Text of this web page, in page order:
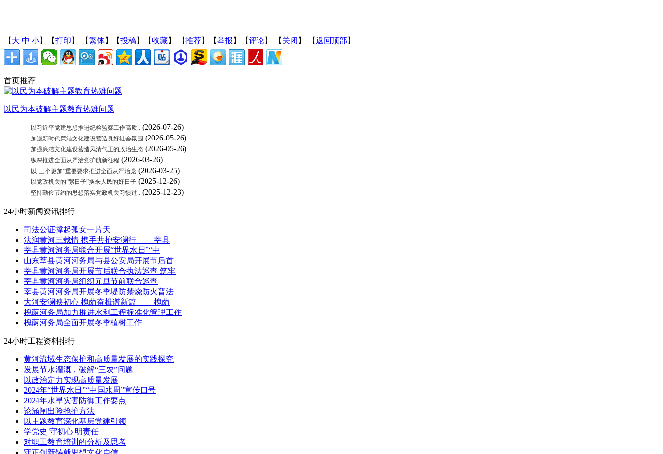
【 大 中 小】【打印 】 【繁体】【投稿】【收藏】 【推荐】【举报 】【评论】 【 关闭 】 【返回顶部 】
首页推荐
以民为本破解主题教育热难问题
以习近平党建思想推进纪检监察工作高质.. (2026-07-26)
加强新时代廉洁文化建设营造良好社会氛围 (2026-05-26)
加强廉洁文化建设营造风清气正的政治生态 (2026-05-26)
纵深推进全面从严治党护航新征程 (2026-03-26)
以“三个更加”重要要求推进全面从严治党 (2026-03-25)
以党政机关的“紧日子”换来人民的好日子 (2025-12-26)
坚持勤俭节约的思想落实党政机关习惯过.. (2025-12-23)
24小时新闻资讯排行
司法公证撑起孤女一片天
法润黄河三载情 携手共护安澜行 ——莘县
莘县黄河河务局联合开展“世界水日”“中
山东莘县黄河河务局与县公安局开展节后首
莘县黄河河务局开展节后联合执法巡查 筑牢
莘县黄河河务局组织元旦节前联合巡查
莘县黄河河务局开展冬季堤防禁烧防火普法
大河安澜映初心 槐荫奋楫谱新篇 ——槐荫
槐荫河务局加力推进水利工程标准化管理工作
槐荫河务局全面开展冬季植树工作
24小时工程资料排行
黄河流域生态保护和高质量发展的实践探究
发展节水灌溉，破解“三农”问题
以政治定力实现高质量发展
2024年“世界水日”“中国水周”宣传口号
2024年水旱灾害防御工作要点
论涵闸出险抢护方法
以主题教育深化基层党建引领
学党史 守初心 明责任
对职工教育培训的分析及思考
守正创新铸就思想文化自信